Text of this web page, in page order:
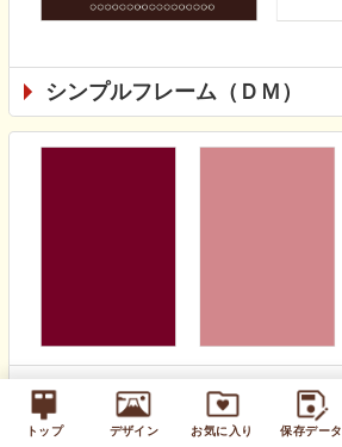
トップ デザイン お気に入り 保存データ
シンプルフレーム（ＤＭ）
無地カラー（通年）